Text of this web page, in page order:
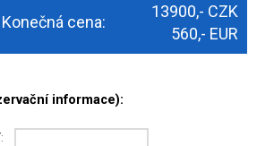
Konečná cena:
13900,- CZK
560,- EUR
informace):